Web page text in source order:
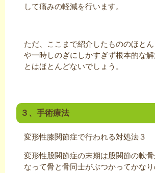
して痛みの軽減を行います。
ただ、ここまで紹介したもののほと
や一時しのぎにしかすぎず根本的な解
とはほとんどないでしょう。
３、手術療法
変形性膝関節症で行われる対処法３
変形性股関節症の末期は股関節の軟骨
なって骨と骨同士がぶつかってかなり